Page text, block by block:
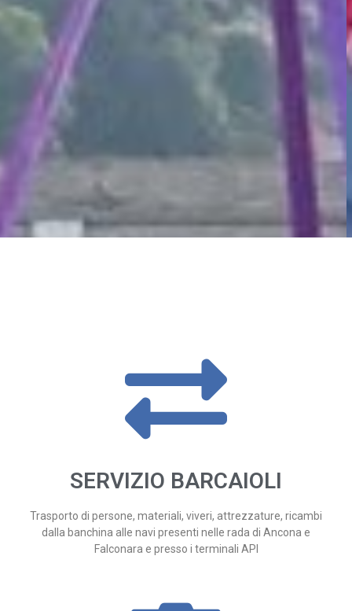
SERVIZIO BARCAIOLI
Trasporto di persone, materiali, viveri, attrezzature, ricambi
dalla banchina alle navi presenti nelle rada di Ancona e
Falconara e presso i terminali API